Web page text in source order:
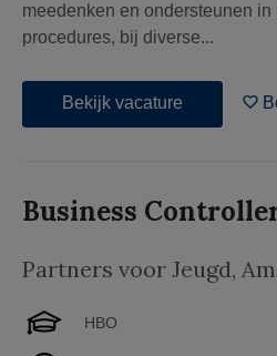
meedenken en ondersteunen in
procedures, bij diverse...
Bekijk vacature
Business
Partners voor Jeugd,
HBO